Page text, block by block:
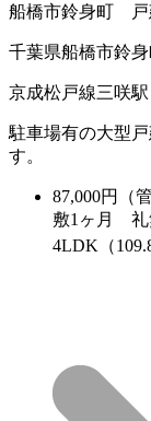
船橋市鈴身町
千葉県船橋市鈴身
京成松戸線三咲
駐車場有の大型
す。
87,000円（
敷1ヶ月 礼
4LDK（